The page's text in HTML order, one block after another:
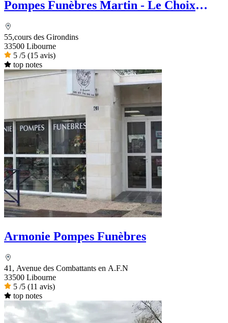
Pompes Funèbres Martin - Le Choix
55,cours des Girondins
33500 Libourne
5 /5 (15 avis)
top notes
Armonie Pompes Funèbres
41, Avenue des Combattants en A.F.N
33500 Libourne
5 /5 (11 avis)
top notes